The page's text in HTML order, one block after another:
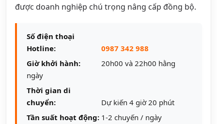
được doanh nghiệp chú trọng nâng cấp đồng bộ.
Số điện thoại
Hotline:
0987 342 988
Giờ khởi hành:
20h00 và 22h00 hằng
ngày
Thời gian di
chuyển:
Dự kiến 4 giờ 20 phút
Tần suất hoạt động: 1-2 chuyến / ngày